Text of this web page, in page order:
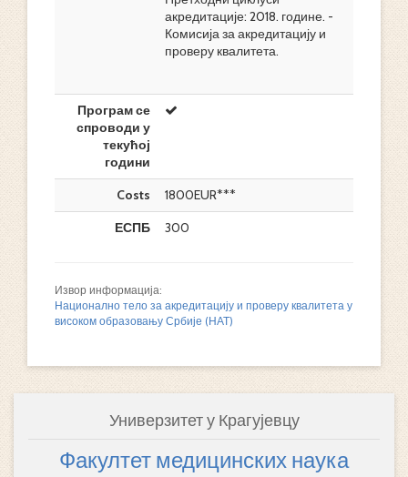
акредитације: 2018. године. -
Комисија за акредитацију и
проверу квалитета.
Програм се
спроводи у
текућој
години
Costs
1800EUR***
ЕСПБ
300
Извор информација:
Национално тело за акредитацију и проверу квалитета у
високом образовању Србије (НАТ)
Универзитет у Крагујевцу
Факултет медицинских наука